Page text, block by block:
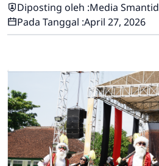
Diposting oleh :Media Smantid
Pada Tanggal :April 27, 2026